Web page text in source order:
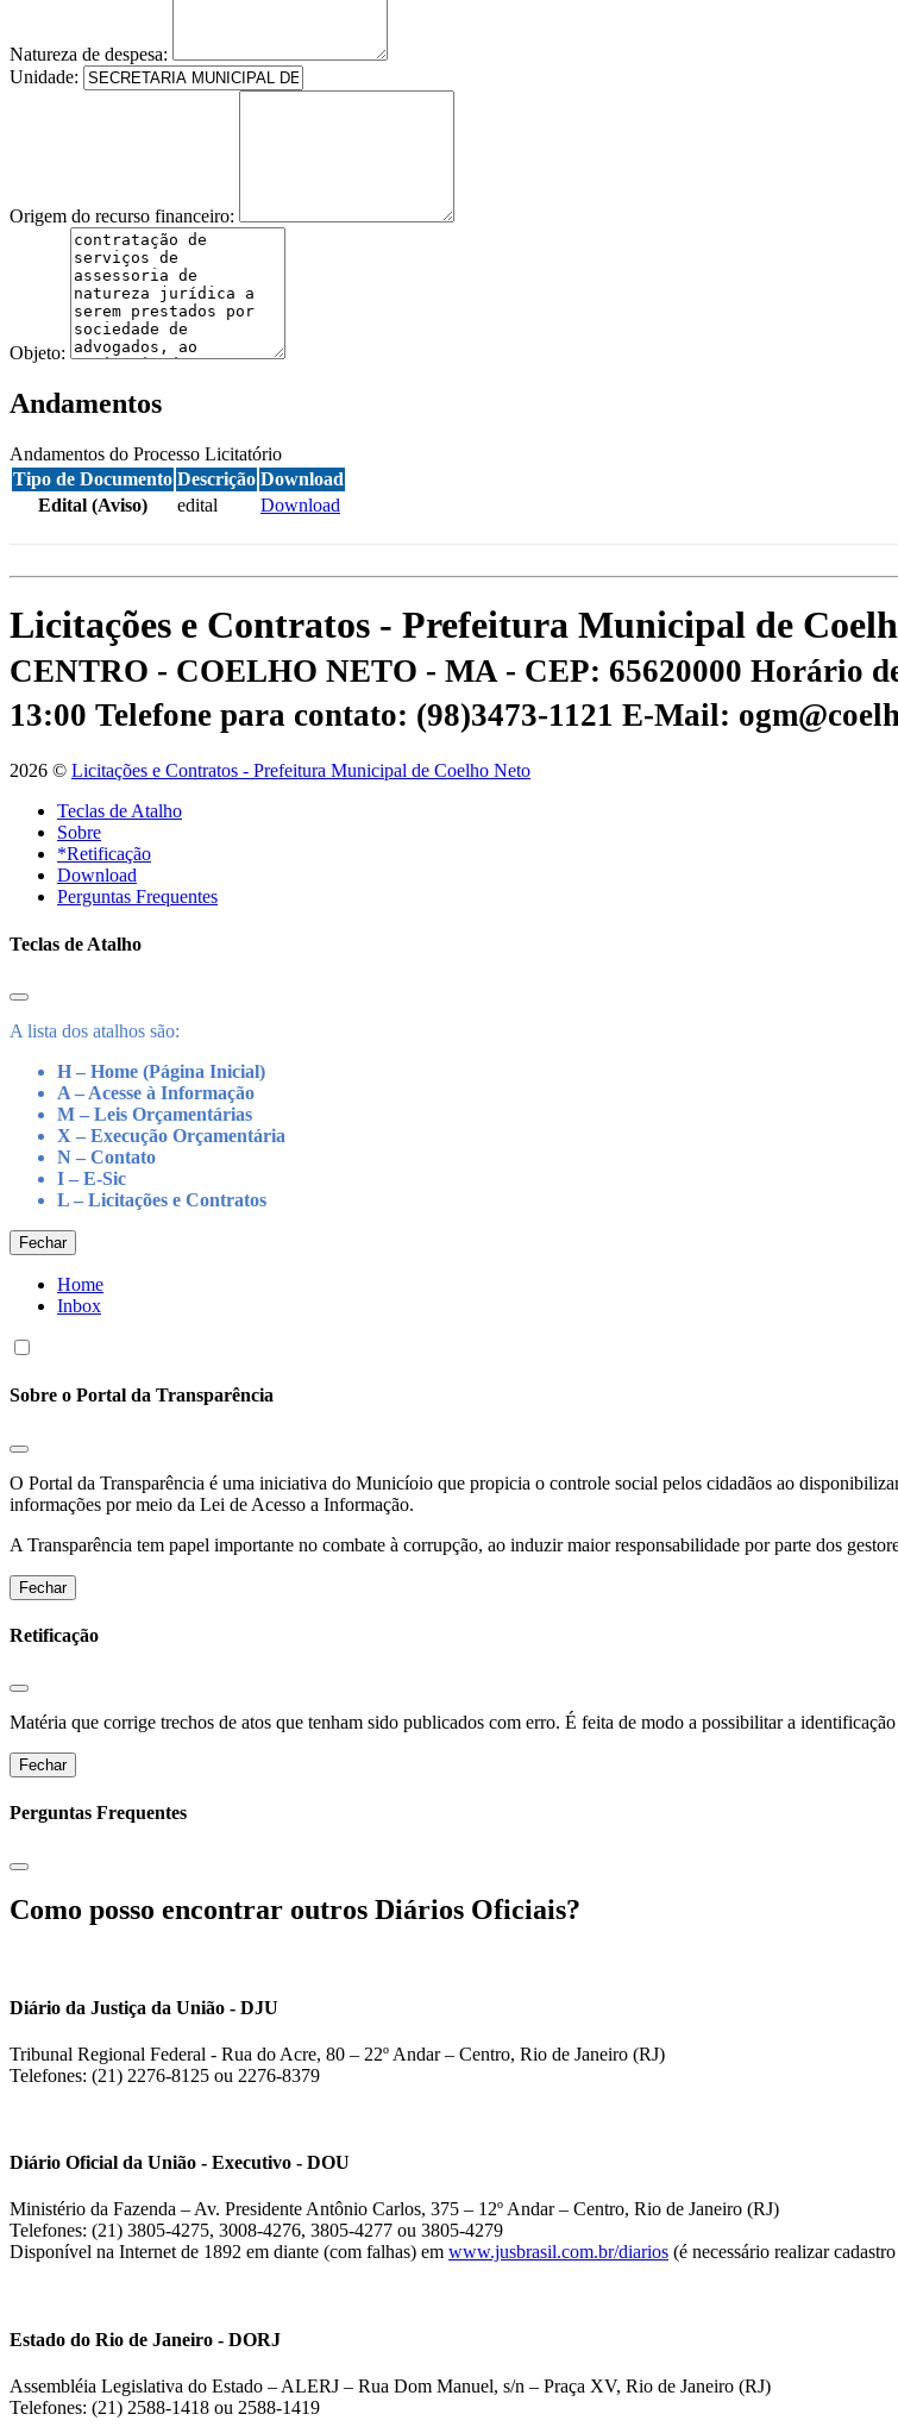
Natureza de despesa:
Unidade:
Origem do recurso financeiro:
Objeto:
Andamentos
Andamentos do Processo Licitatório
Tipo de Documento Descrição Download
Edital (Aviso)
edital Download
Licitações e Contratos - Prefeitura Municipal de
CENTRO - COELHO NETO - MA - CEP: 65620000 Horário
13:00 Telefone para contato: (98)3473-1121 E-Mail:
2026 © Licitações e Contratos - Prefeitura Municipal de Coelho Neto
Teclas de Atalho
Sobre
*Retificação
Download
Perguntas Frequentes
Teclas de Atalho
A lista dos atalhos são:
H – Home (Página Inicial)
A – Acesse à Informação
M – Leis Orçamentárias
X – Execução Orçamentária
N – Contato
I – E-Sic
L – Licitações e Contratos
Fechar
Home
Inbox
Sobre o Portal da Transparência
O Portal da Transparência é uma iniciativa do Municíoio que propicia o controle social pelos cidadãos ao
informações por meio da Lei de Acesso a Informação.
A Transparência tem papel importante no combate à corrupção, ao induzir maior responsabilidade por parte dos
Fechar
Retificação
Matéria que corrige trechos de atos que tenham sido publicados com erro. É feita de modo a possibilitar a
Fechar
Perguntas Frequentes
Como posso encontrar outros Diários Oficiais?
Diário da Justiça da União - DJU
Tribunal Regional Federal - Rua do Acre, 80 – 22º Andar – Centro, Rio de Janeiro (RJ)
Telefones: (21) 2276-8125 ou 2276-8379
Diário Oficial da União - Executivo - DOU
Ministério da Fazenda – Av. Presidente Antônio Carlos, 375 – 12º Andar – Centro, Rio de Janeiro (RJ)
Telefones: (21) 3805-4275, 3008-4276, 3805-4277 ou 3805-4279
Disponível na Internet de 1892 em diante (com falhas) em www.jusbrasil.com.br/diarios (é necessário realizar
Estado do Rio de Janeiro - DORJ
Assembléia Legislativa do Estado – ALERJ – Rua Dom Manuel, s/n – Praça XV, Rio de Janeiro (RJ)
Telefones: (21) 2588-1418 ou 2588-1419